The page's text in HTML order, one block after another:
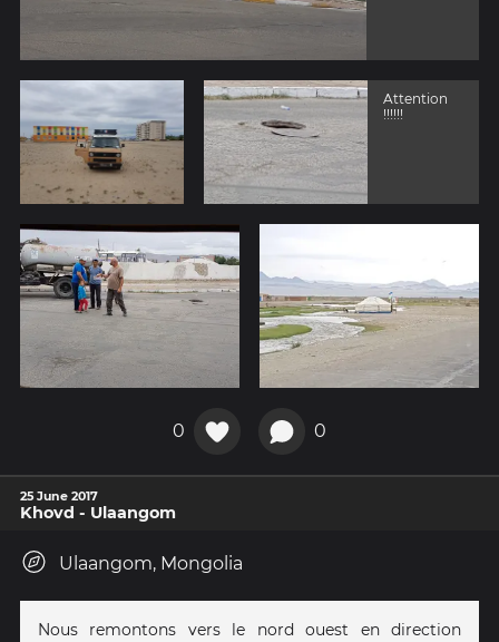
Attention
!!!!!!
0 0
25 June 2017
Khovd - Ulaangom
Ulaangom, Mongolia
Nous remontons vers le nord ouest en direction